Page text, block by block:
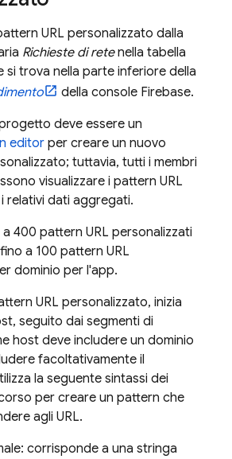
URL personalizzato dalla
Richieste di retenella tabella
si trova nella parte inferiore della
della console Firebase.
deve essere un
editor per creare un nuovo
tuttavia, tutti i membri
visualizzare i pattern URL
relativi dati aggregati.
400 pattern URL personalizzati
a 100 pattern URL
dominio per l'app.
URL personalizzato, inizia
seguito dai segmenti di
host deve includere un dominio
facoltativamente il
la seguente sintassi dei
per creare un pattern che
agli URL.
corrisponde a una stringa